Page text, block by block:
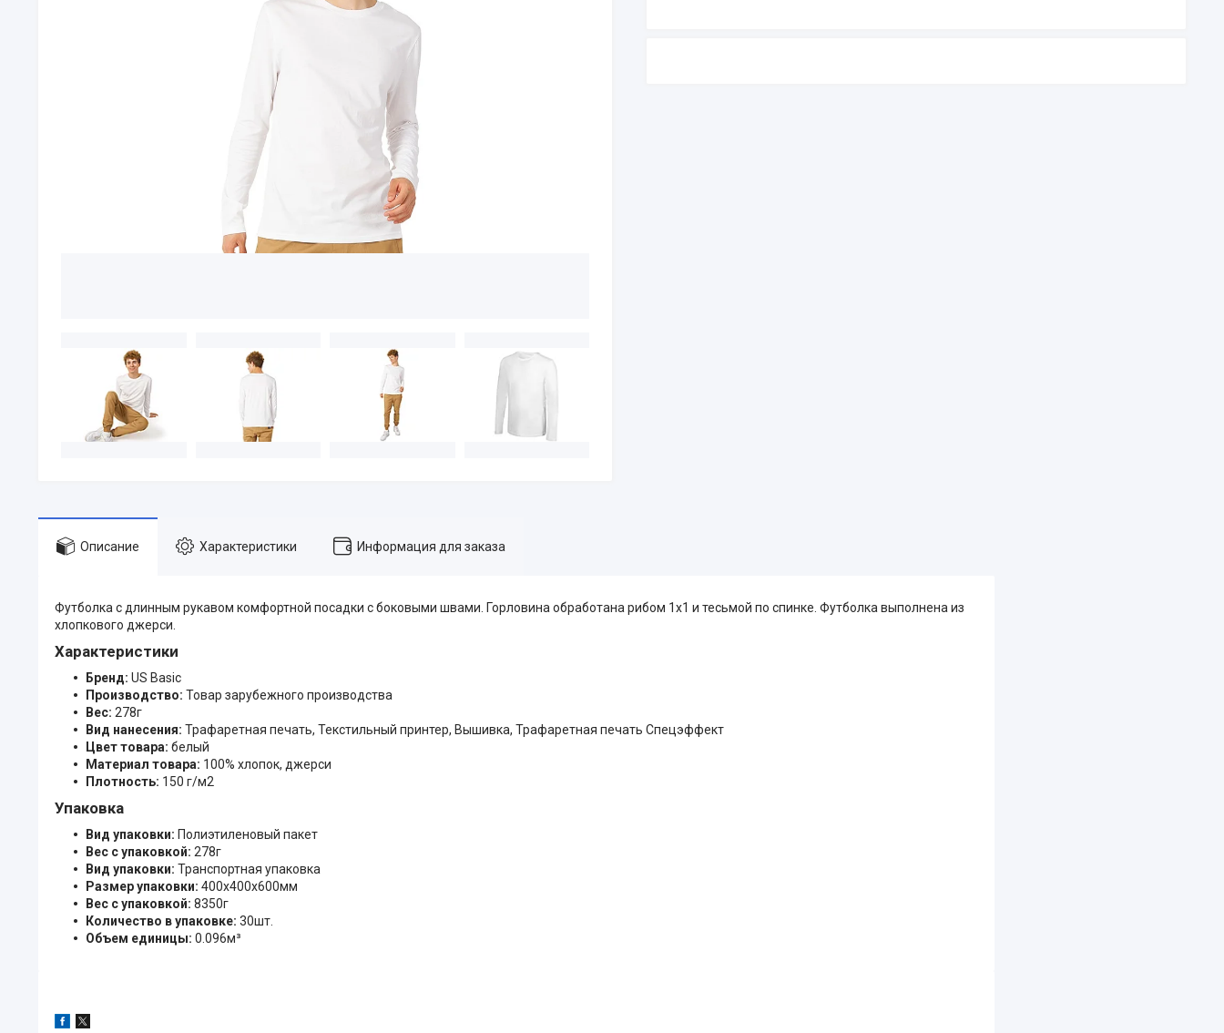
Описание Характеристики Информация для заказа
Футболка с длинным рукавом комфортной посадки с боковыми швами. Горловина обработана рибом 1х1 и тесьмой по спинке. Футболка выполнена из
хлопкового джерси.
Характеристики
Бренд: US Basic
Производство: Товар зарубежного производства
Вес: 278г
Вид нанесения: Трафаретная печать, Текстильный принтер, Вышивка, Трафаретная печать Спецэффект
Цвет товара: белый
Материал товара: 100% хлопок, джерси
Плотность: 150 г/м2
Упаковка
Вид упаковки: Полиэтиленовый пакет
Вес с упаковкой: 278г
Вид упаковки: Транспортная упаковка
Размер упаковки: 400x400x600мм
Вес с упаковкой: 8350г
Количество в упаковке: 30шт.
Объем единицы: 0.096м³